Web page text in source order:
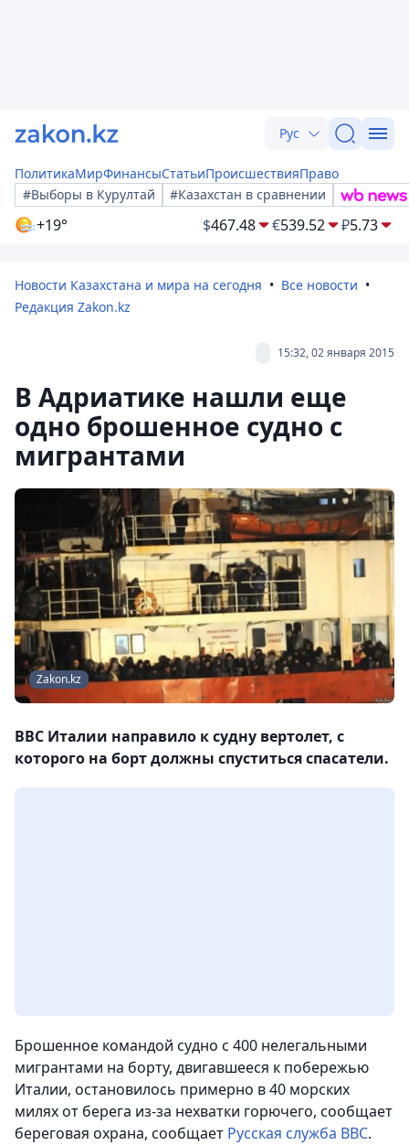
Рус
ПолитикаМирФинансыСтатьиПроисшествияПраво
#Выборы в Курултай
#Казахстан в сравнении
+19° $467.48 €539.52 ₽5.73
Новости Казахстана и мира на сегодня
Все новости
Редакция Zakon.kz
15:32, 02 января 2015
В Адриатике нашли еще
одно брошенное судно с
мигрантами
Zakon.kz
ВВС Италии направило к судну вертолет, с
которого на борт должны спуститься спасатели.
Брошенное командой судно с 400 нелегальными
мигрантами на борту, двигавшееся к побережью
Италии, остановилось примерно в 40 морских
милях от берега из-за нехватки горючего, сообщает
береговая охрана, сообщает Русская служба ВВС.